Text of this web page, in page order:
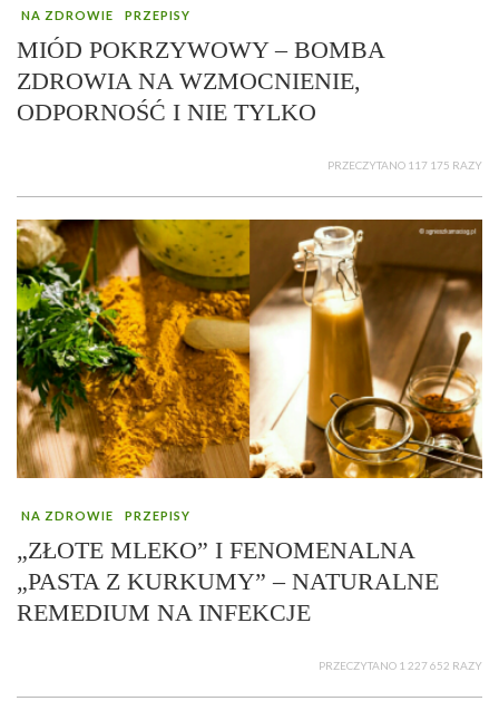
NA ZDROWIE PRZEPISY
MIÓD POKRZYWOWY – BOMBA
ZDROWIA NA WZMOCNIENIE,
ODPORNOŚĆ I NIE TYLKO
PRZECZYTANO 117 175 RAZY
NA ZDROWIE PRZEPISY
„ZŁOTE MLEKO” I FENOMENALNA
„PASTA Z KURKUMY” – NATURALNE
REMEDIUM NA INFEKCJE
PRZECZYTANO 1 227 652 RAZY